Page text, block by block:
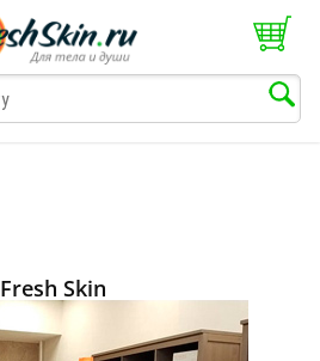
Fresh Skin
S T V